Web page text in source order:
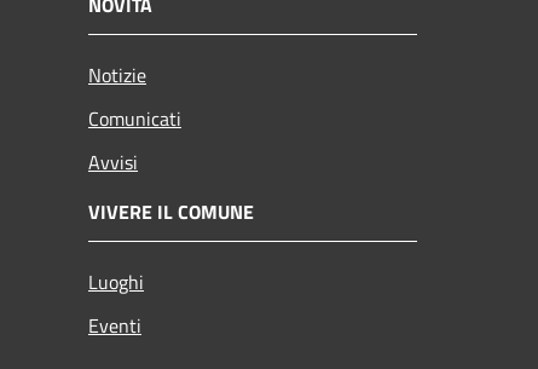
Notizie
Comunicati
Avvisi
VIVERE IL COMUNE
Luoghi
Eventi